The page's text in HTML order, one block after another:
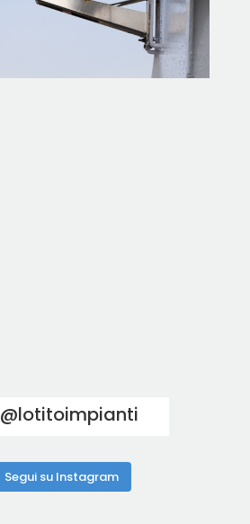
@lotitoimpianti
Segui su Instagram